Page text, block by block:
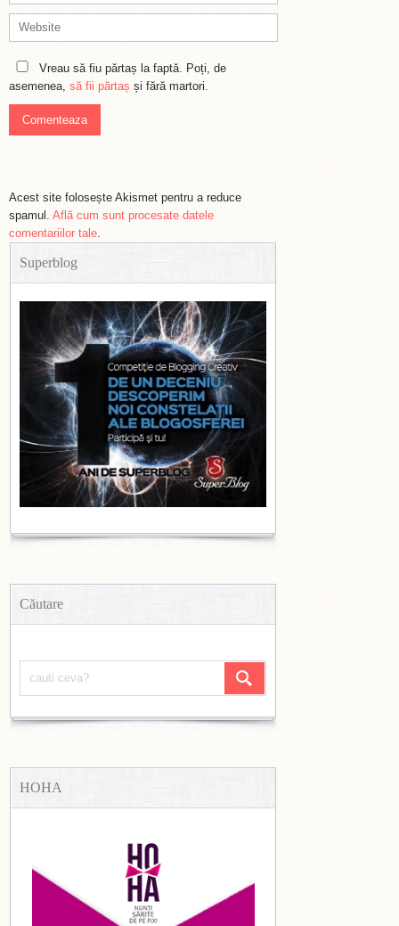
Vreau să fiu părtaș la faptă. Poți, de
asemenea, să fii părtaș și fără martori.
Acest site folosește Akismet pentru a reduce
spamul. Află cum sunt procesate datele
comentariilor tale.
Superblog
Căutare
HOHA